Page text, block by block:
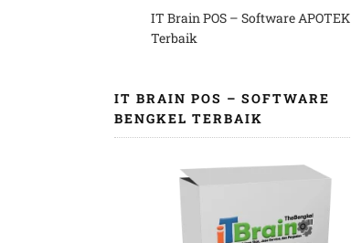
IT Brain POS – Software APOTEK
Terbaik
IT BRAIN POS – SOFTWARE
BENGKEL TERBAIK